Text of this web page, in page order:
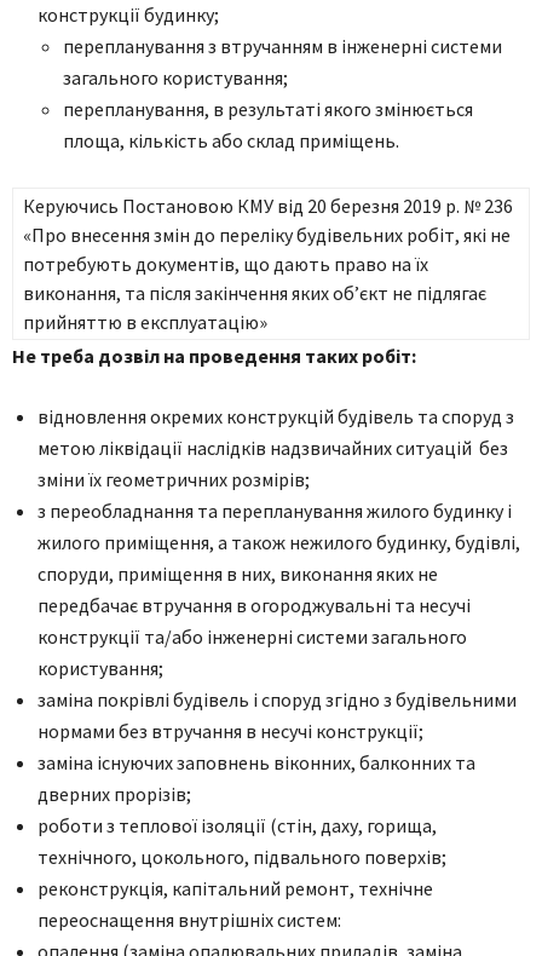
конструкції будинку;
перепланування з втручанням в інженерні системи
загального користування;
перепланування, в результаті якого змінюється
площа, кількість або склад приміщень.
Керуючись Постановою КМУ від 20 березня 2019 р. № 236
«Про внесення змін до переліку будівельних робіт, які не
потребують документів, що дають право на їх
виконання, та після закінчення яких об’єкт не підлягає
прийняттю в експлуатацію»
Не треба дозвіл на проведення таких робіт:
відновлення окремих конструкцій будівель та споруд з
метою ліквідації наслідків надзвичайних ситуацій без
зміни їх геометричних розмірів;
з переобладнання та перепланування жилого будинку і
жилого приміщення, а також нежилого будинку, будівлі,
споруди, приміщення в них, виконання яких не
передбачає втручання в огороджувальні та несучі
конструкції та/або інженерні системи загального
користування;
заміна покрівлі будівель і споруд згідно з будівельними
нормами без втручання в несучі конструкції;
заміна існуючих заповнень віконних, балконних та
дверних прорізів;
роботи з теплової ізоляції (стін, даху, горища,
технічного, цокольного, підвального поверхів;
реконструкція, капітальний ремонт, технічне
переоснащення внутрішніх систем:
опалення (заміна опалювальних приладів, заміна